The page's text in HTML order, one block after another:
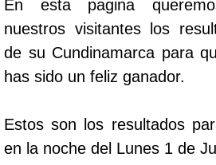
En esta pagina
nuestros visitantes los
de su Cundinamarca para
has sido un feliz ganador.
Estos son los resultados
en la noche del Lunes 1 de